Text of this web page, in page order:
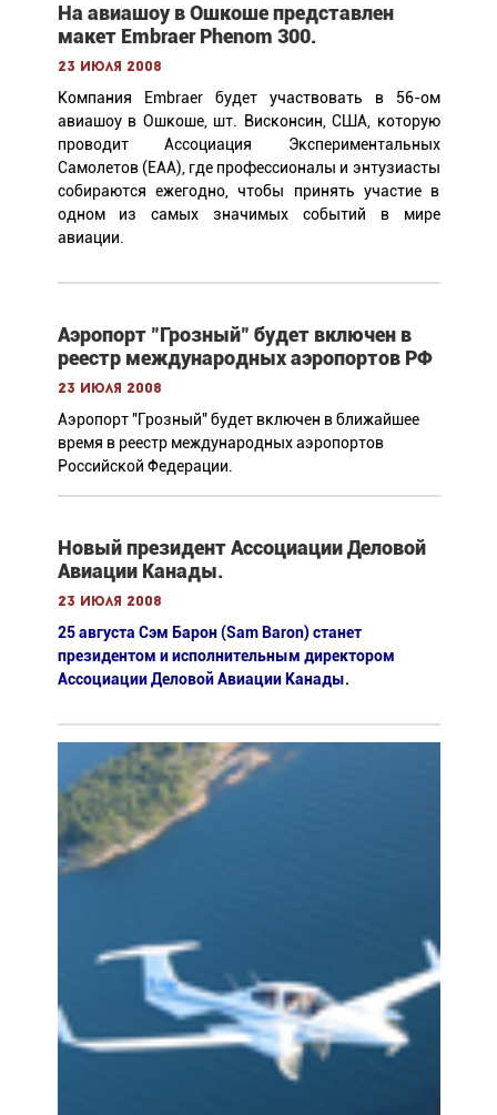
На авиашоу в Ошкоше представлен
макет Embraer Phenom 300.
23 июля 2008
Компания Embraer будет участвовать в 56-ом
авиашоу в Ошкоше, шт. Висконсин, США, которую
проводит Ассоциация Экспериментальных
Самолетов (EAA), где профессионалы и энтузиасты
собираются ежегодно, чтобы принять участие в
одном из самых значимых событий в мире
авиации.
Аэропорт "Грозный" будет включен в
реестр международных аэропортов РФ
23 июля 2008
Аэропорт "Грозный" будет включен в ближайшее
время в реестр международных аэропортов
Российской Федерации.
Новый президент Ассоциации Деловой
Авиации Канады.
23 июля 2008
25 августа Сэм Барон (Sam Baron) станет
президентом и исполнительным директором
Ассоциации Деловой Авиации Канады.